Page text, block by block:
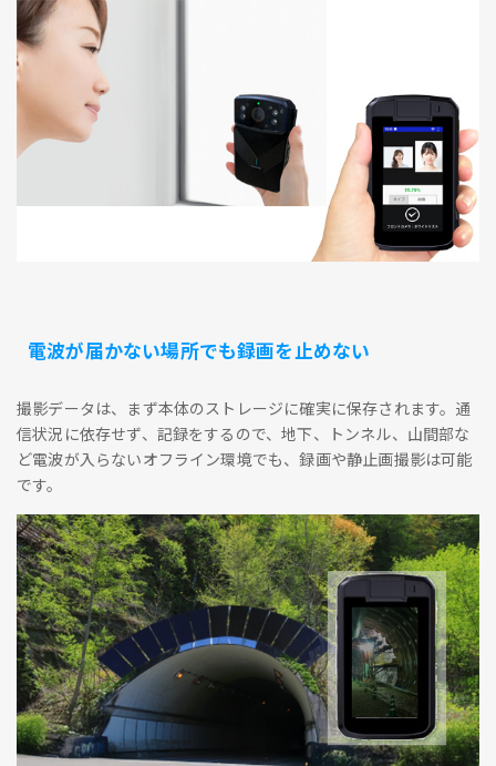
電波が届かない場所でも録画を止めない
撮影データは、まず本体のストレージに確実に保存されます。通
信状況に依存せず、記録をするので、地下、トンネル、山間部な
ど電波が入らないオフライン環境でも、録画や静止画撮影は可能
です。